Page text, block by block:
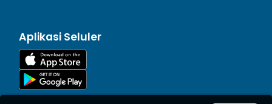
Aplikasi Seluler